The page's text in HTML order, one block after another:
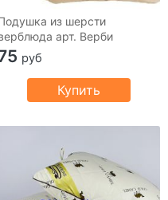
из шерсти
арт. Верби
руб
Купить